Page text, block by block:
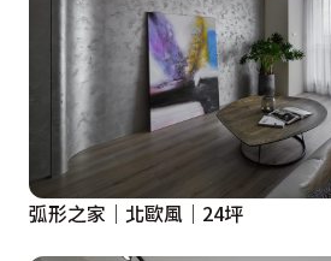
弧形之家｜北歐風｜24坪